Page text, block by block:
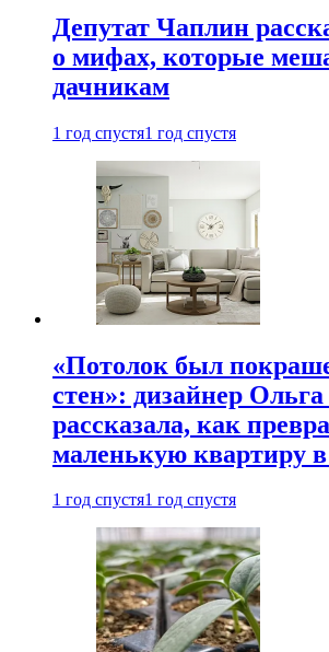
Депутат Чаплин
о мифах, которые
дачникам
1 год спустя1 год спустя
«Потолок был
стен»: дизайнер
рассказала, как
маленькую квартиру
1 год спустя1 год спустя